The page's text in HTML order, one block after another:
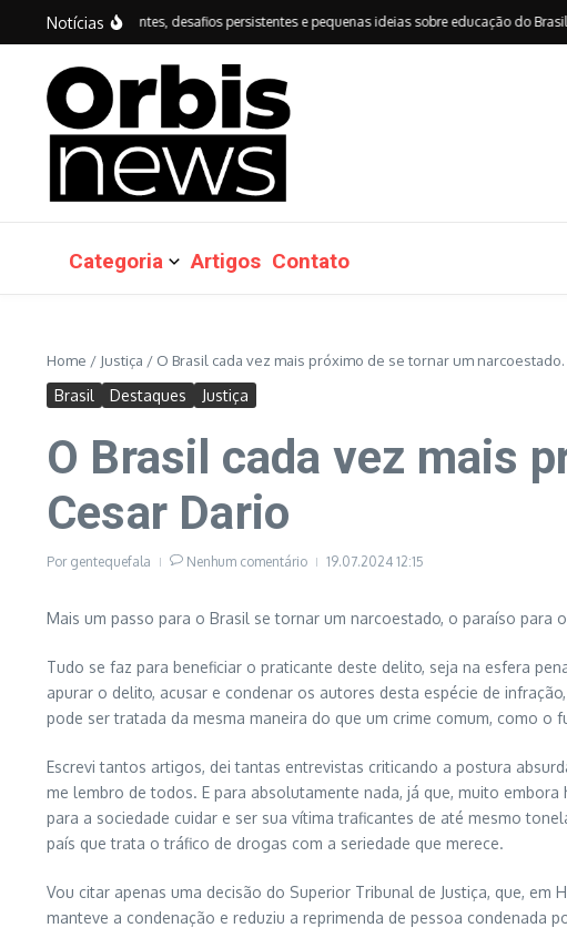
Ir para o conteúdo
Notícias
avanços importantes, desafios persistentes e pequenas ideias sobre educação do Brasil hoje
Categoria Artigos Contato
Home / Justiça / O Brasil cada vez mais próximo de se tornar um narcoestado.
Brasil Destaques Justiça
O Brasil cada vez mais
Cesar Dario
Por gentequefala Nenhum comentário 19.07.2024 12:15
Mais um passo para o Brasil se tornar um narcoestado, o paraíso para
Tudo se faz para beneficiar o praticante deste delito, seja na esfera
apurar o delito, acusar e condenar os autores desta espécie de
pode ser tratada da mesma maneira do que um crime comum, como o
Escrevi tantos artigos, dei tantas entrevistas criticando a postura
me lembro de todos. E para absolutamente nada, já que, muito
para a sociedade cuidar e ser sua vítima traficantes de até mesmo
país que trata o tráfico de drogas com a seriedade que merece.
Vou citar apenas uma decisão do Superior Tribunal de Justiça, que,
manteve a condenação e reduziu a reprimenda de pessoa condenada